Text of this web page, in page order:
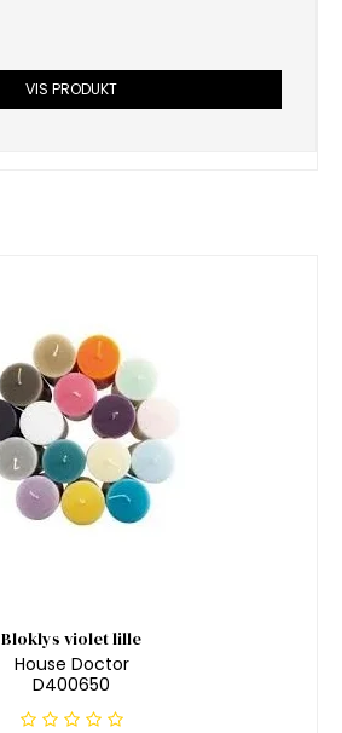
VIS PRODUKT
Bloklys violet lille
House Doctor
D400650